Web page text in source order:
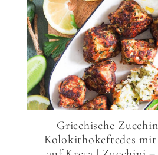
Griechische
Kolokithokeftedes